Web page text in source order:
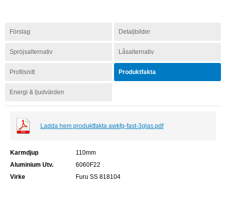
Förslag Detaljbilder
Spröjsalternativ Låsalternativ
Profilsnitt Produktfakta
Energi & ljudvärden
Ladda hem produktfakta awkfg-fast-3glas.pdf
Karmdjup
110mm
Aluminium Utv.
6060F22
Virke
Furu SS 818104